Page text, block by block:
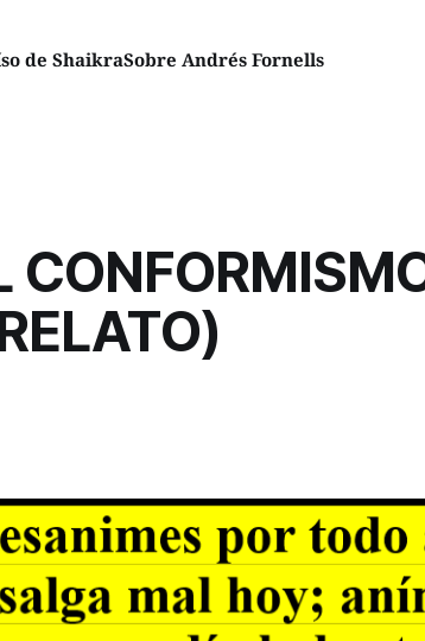
de ShaikraSobre Andrés Fornells